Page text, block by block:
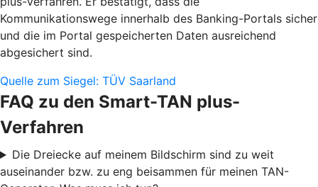
Kommunikationswege innerhalb des Banking-Portals sicher
und die im Portal gespeicherten Daten ausreichend
abgesichert sind.
Quelle zum Siegel: TÜV Saarland
FAQ zu den Smart-TAN plus-
Verfahren
Die Dreiecke auf meinem Bildschirm sind zu weit
auseinander bzw. zu eng beisammen für meinen TAN-